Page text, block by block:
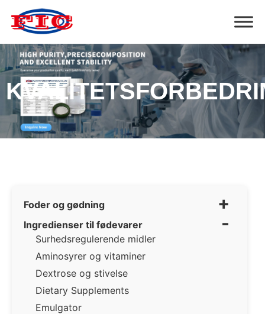
Foder og gødning +
Ingredienser til fødevarer -
Surhedsregulerende midler
Aminosyrer og vitaminer
Dextrose og stivelse
Dietary Supplements
Emulgator